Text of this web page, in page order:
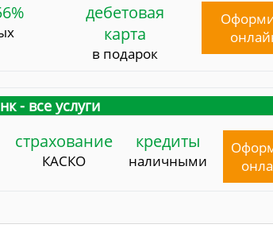
дебетовая
карта
в подарок
- все услуги
страхование
КАСКО
кредиты
наличными